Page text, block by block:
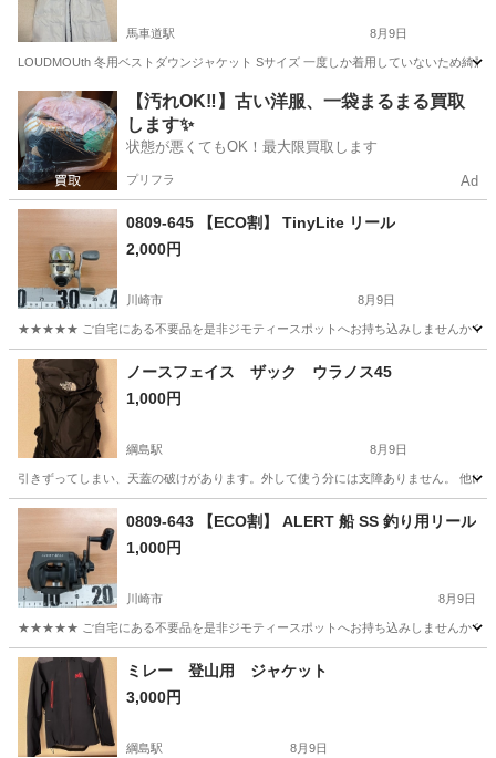
馬車道駅 8月9日
LOUDMOUth 冬用ベストダウンジャケット Sサイズ 一度しか着用していないため綺麗
神奈川 横浜市 馬車道駅 ゴルフ
【汚れOK‼️】古い洋服、一袋まるまる買取
します✨
状態が悪くてもOK！最大限買取します
プリフラ Ad
0809-645 【ECO割】 TinyLite リール
2,000円
川崎市 8月9日
★★★★★ ご自宅にある不要品を是非ジモティースポットへお持ち込みしませんか？
神奈川 川崎市 リール
ノースフェイス ザック ウラノス45
1,000円
綱島駅 8月9日
引きずってしまい、天蓋の破けがあります。外して使う分には支障ありません。 他
神奈川 横浜市 その他
0809-643 【ECO割】 ALERT 船 SS 釣り用リール
1,000円
川崎市 8月9日
★★★★★ ご自宅にある不要品を是非ジモティースポットへお持ち込みしませんか？
神奈川 川崎市 リール
ミレー 登山用 ジャケット
3,000円
綱島駅 8月9日